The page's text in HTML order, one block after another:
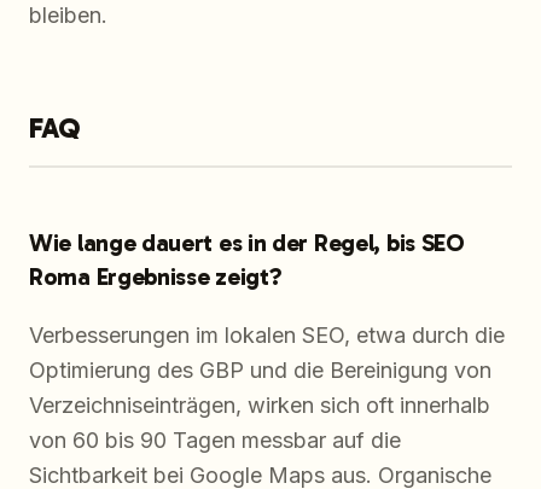
bleiben.
FAQ
Wie lange dauert es in der Regel, bis SEO
Roma Ergebnisse zeigt?
Verbesserungen im lokalen SEO, etwa durch die
Optimierung des GBP und die Bereinigung von
Verzeichniseinträgen, wirken sich oft innerhalb
von 60 bis 90 Tagen messbar auf die
Sichtbarkeit bei Google Maps aus. Organische